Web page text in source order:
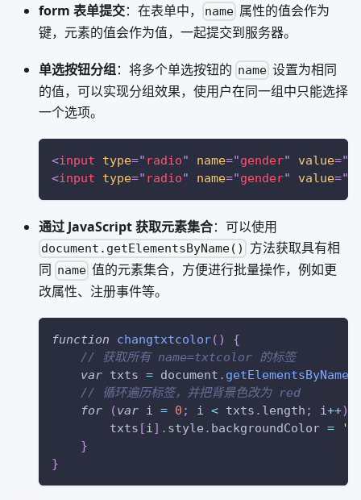
form 表单提交：在表单中， name 属性的值会作为
键，元素的值会作为值，一起提交到服务器。
单选按钮分组：将多个单选按钮的 name 设置为相同
的值，可以实现分组效果，使用户在同一组中只能选择
一个选项。
<input type=" radio" name="gender" value="
<input type=" radio" name="gender" value="
通过 JavaScript 获取元素集合：可以使用
document.getElementsByName()
方法获取具有相
同 name 值的元素集合，方便进行批量操作，例如更
改属性、注册事件等。
function changtxtcolor( )
{
// 获取所有 name=txtcolor 的标签
var txts = document . getElementsByName
// 循环遍历标签，并把背景色改为 red
for
(var i = 0 ; i < txts . length ; i++)
        txts
[i] . style . backgroundColor =
}
}